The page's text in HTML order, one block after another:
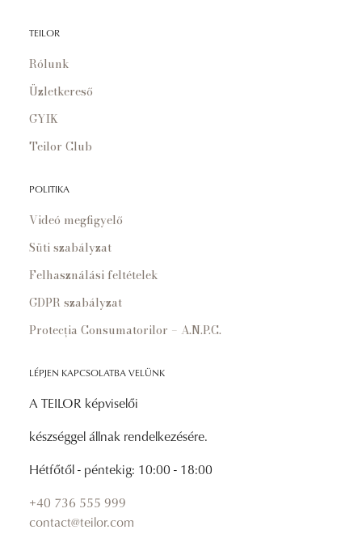
TEILOR
Rólunk
Üzletkereső
GYIK
Teilor Club
POLITIKA
Videó megfigyelő
Süti szabályzat
Felhasználási feltételek
GDPR szabályzat
Protecția Consumatorilor – A.N.P.C.
LÉPJEN KAPCSOLATBA VELÜNK
A TEILOR képviselői
készséggel állnak rendelkezésére.
Hétfőtől - péntekig: 10:00 - 18:00
+40 736 555 999
contact@teilor.com